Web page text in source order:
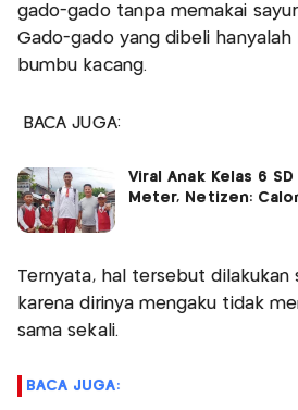
gado-gado tanpa memakai
Gado-gado yang dibeli
bumbu kacang.
BACA JUGA:
Viral Anak Kelas 6
Meter, Netizen:
Ternyata, hal tersebut dilakukan
karena dirinya mengaku tidak
sama sekali.
BACA JUGA: